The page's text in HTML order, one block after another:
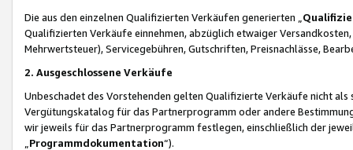
Die aus den einzelnen Qualifizierten Verkäufen generierten „
Qualifizierten Verkäufe einnehmen, abzüglich etwaiger
Mehrwertsteuer), Servicegebühren, Gutschriften, Preisnachlässe,
2. Ausgeschlossene Verkäufe
Unbeschadet des Vorstehenden gelten Qualifizierte Verkäufe nicht
Vergütungskatalog für das Partnerprogramm oder andere
wir jeweils für das Partnerprogramm festlegen, einschließlich der
Programmdokumentation“).